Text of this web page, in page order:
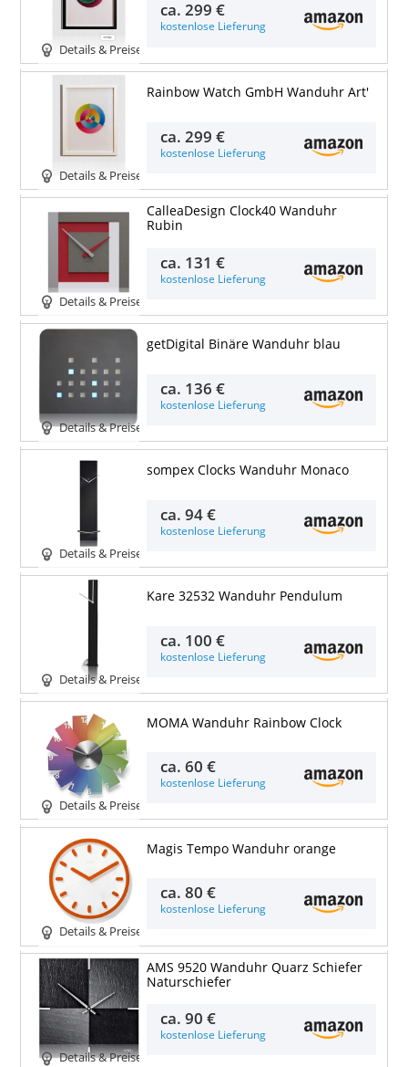
Details & Preise
ca.299 €
kostenlose Lieferung
Details & Preise
Rainbow Watch GmbH Wanduhr Art'
ca.299 €
kostenlose Lieferung
Details & Preise
CalleaDesign Clock40 Wanduhr
Rubin
ca. 131 €
kostenlose Lieferung
Details & Preise
getDigital Binäre Wanduhr blau
ca. 136 €
kostenlose Lieferung
Details & Preise
sompex Clocks Wanduhr Monaco
ca.94 €
kostenlose Lieferung
Details & Preise
Kare 32532 Wanduhr Pendulum
ca. 100 €
kostenlose Lieferung
Details & Preise
MOMA Wanduhr Rainbow Clock
ca.60 €
kostenlose Lieferung
Details & Preise
Magis Tempo Wanduhr orange
ca.80 €
kostenlose Lieferung
Details & Preise
AMS 9520 Wanduhr Quarz Schiefer
Naturschiefer
ca.90 €
kostenlose Lieferung